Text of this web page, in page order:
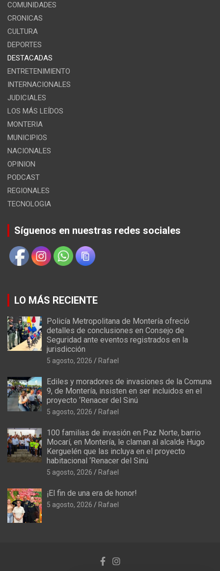
COMUNIDADES
CRONICAS
CULTURA
DEPORTES
DESTACADAS
ENTRETENIMIENTO
INTERNACIONALES
JUDICIALES
LOS MÁS LEÍDOS
MONTERIA
MUNICIPIOS
NACIONALES
OPINION
PODCAST
REGIONALES
TECNOLOGIA
Síguenos en nuestras redes sociales
LO MÁS RECIENTE
Policía Metropolitana de Montería ofreció
detalles de conclusiones en Consejo de
Seguridad ante eventos registrados en la
jurisdicción
5 agosto, 2026 Rafael
Ediles y moradores de invasiones de la Comuna
9, de Montería, insisten en ser incluidos en el
proyecto ‘Renacer del Sinú
5 agosto, 2026 Rafael
100 familias de invasión en Paz Norte, barrio
Mocarí, en Montería, le claman al alcalde Hugo
Kerguelén que las incluya en el proyecto
habitacional ‘Renacer del Sinú
5 agosto, 2026 Rafael
¡El fin de una era de honor!
5 agosto, 2026 Rafael